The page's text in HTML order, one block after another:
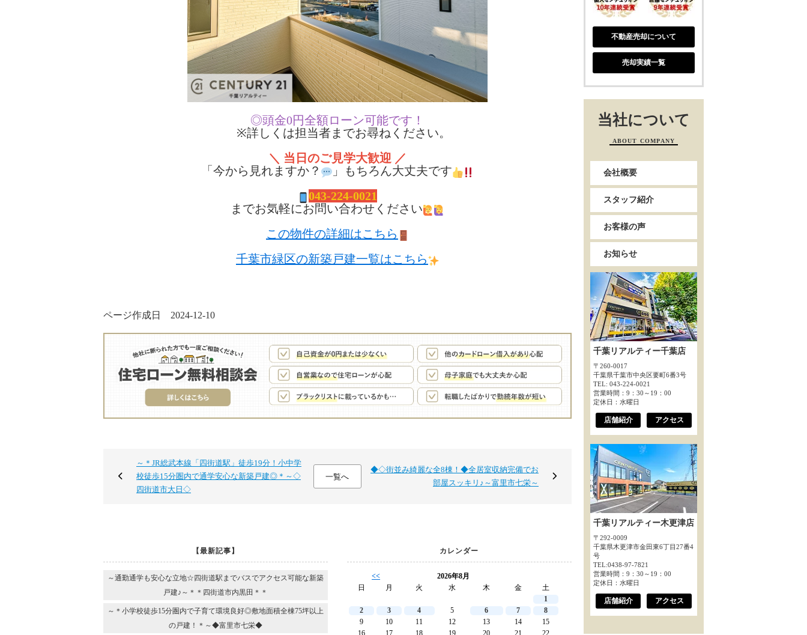
◎頭金0円全額ローン可能です！
※詳しくは担当者までお尋ねください。
＼ 当日のご見学大歓迎 ／
「今から見れますか？
」もちろん大丈夫です
043-224-0021
までお気軽にお問い合わせください
この物件の詳細はこちら
千葉市緑区の新築戸建一覧はこちら
ページ作成日 2024-12-10
～＊JR総武本線「四街道駅」徒歩19分！小中学
校徒歩15分圏内で通学安心な新築戸建◎＊～◇
四街道市大日◇
一覧へ
◆◇街並み綺麗な全8棟！◆全居室収納完備でお
部屋スッキリ♪～富里市七栄～
【最新記事】
～通勤通学も安心な立地☆四街道駅までバスでアクセス可能な新築
戸建♪～＊＊四街道市内黒田＊＊
～＊小学校徒歩15分圏内で子育て環境良好◎敷地面積全棟75坪以上
の戸建！＊～◆富里市七栄◆
カレンダー
<<
2026年8月
日
月 火 水 木 金
土
1
2
3 4 5 6 7
8
9
10 11 12 13 14
15
16
17 18 19 20 21 22
不動産売却について
売却実績一覧
当社について
ABOUT COMPANY
会社概要
スタッフ紹介
お客様の声
お知らせ
千葉リアルティー千葉店
〒260-0017
千葉県千葉市中央区要町6番3号
TEL: 043-224-0021
営業時間：9：30～19：00
定休日：水曜日
店舗紹介 アクセス
千葉リアルティー木更津店
〒292-0009
千葉県木更津市金田東6丁目27番4
号
TEL:0438-97-7821
営業時間：9：30～19：00
定休日：水曜日
店舗紹介 アクセス